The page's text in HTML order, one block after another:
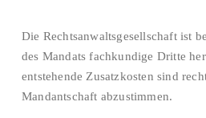
Die Rechtsanwaltsgesellschaft ist
des Mandats fachkundige Dritte
entstehende Zusatzkosten sind
Mandantschaft abzustimmen.